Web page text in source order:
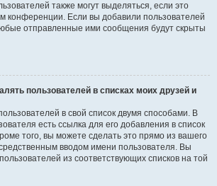
также могут выделяться, если это
конференции. Если вы добавили пользователей
отправленные ими сообщения будут скрыты
пользователей в списках моих друзей и
в свой список двумя способами. В
есть ссылка для его добавления в список
того, вы можете сделать это прямо из вашего
вводом имени пользователя. Вы
из соответствующих списков на той